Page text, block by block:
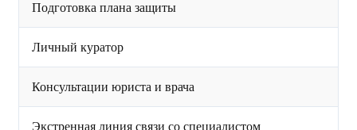
Подготовка плана защиты
Личный куратор
Консультации юриста и врача
Экстренная линия связи со специалистом